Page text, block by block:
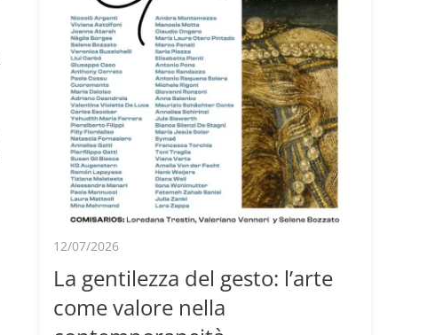
12/07/2026
La gentilezza del gesto: l’arte
come valore nella